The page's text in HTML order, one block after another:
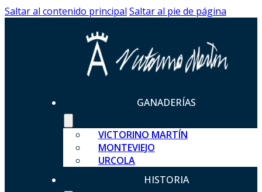
Saltar al contenido principal Saltar al pie de página
GANADERÍAS
VICTORINO MARTÍN
MONTEVIEJO
URCOLA
HISTORIA